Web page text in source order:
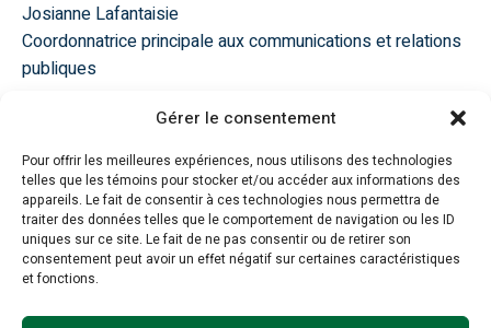
Gérer le consentement
Pour offrir les meilleures expériences, nous utilisons des technologies
telles que les témoins pour stocker et/ou accéder aux informations des
appareils. Le fait de consentir à ces technologies nous permettra de
traiter des données telles que le comportement de navigation ou les ID
uniques sur ce site. Le fait de ne pas consentir ou de retirer son
consentement peut avoir un effet négatif sur certaines caractéristiques
et fonctions.
Josianne Lafantaisie
Coordonnatrice principale aux communications et relations
publiques
514 270-7110 poste 342
jlafantaisie@reseau-environnement.com